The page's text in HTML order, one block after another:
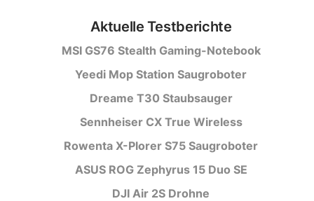
Aktuelle Testberichte
MSI GS76 Stealth Gaming-Notebook
Yeedi Mop Station Saugroboter
Dreame T30 Staubsauger
Sennheiser CX True Wireless
Rowenta X-Plorer S75 Saugroboter
ASUS ROG Zephyrus 15 Duo SE
DJI Air 2S Drohne